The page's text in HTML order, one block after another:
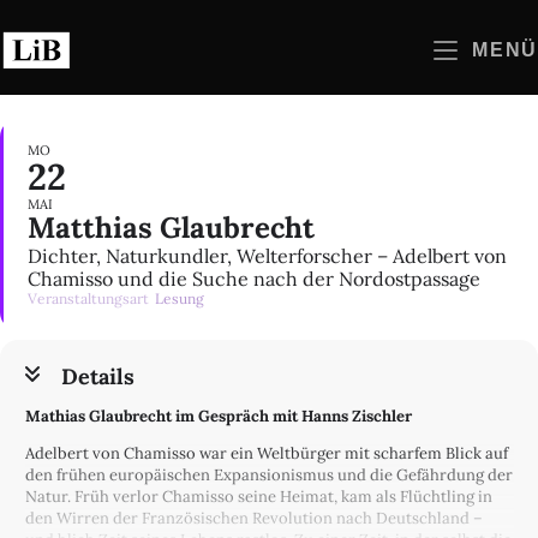
Inhalt
springen
MENÜ
MO
22
MAI
Matthias Glaubrecht
Dichter, Naturkundler, Welterforscher – Adelbert von
Chamisso und die Suche nach der Nordostpassage
Veranstaltungsart Lesung
Details
Mathias Glaubrecht im Gespräch mit Hanns Zischler
Adelbert von Chamisso war ein Weltbürger mit scharfem Blick auf
den frühen europäischen Expansionismus und die Gefährdung der
Natur. Früh verlor Chamisso seine Heimat, kam als Flüchtling in
den Wirren der Französischen Revolution nach Deutschland –